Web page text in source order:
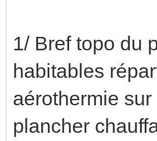
1/ Bref topo du
habitables
aérothermie sur
plancher